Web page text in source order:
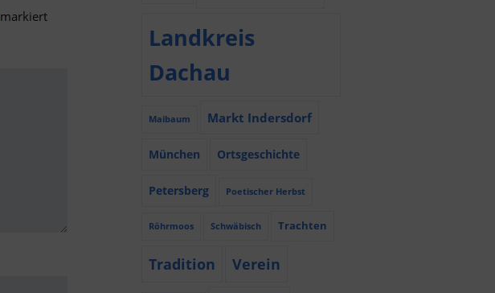
markiert
Landkreis
Dachau
Maibaum Markt Indersdorf
München Ortsgeschichte
Petersberg Poetischer Herbst
Röhrmoos Schwäbisch Trachten
Tradition Verein